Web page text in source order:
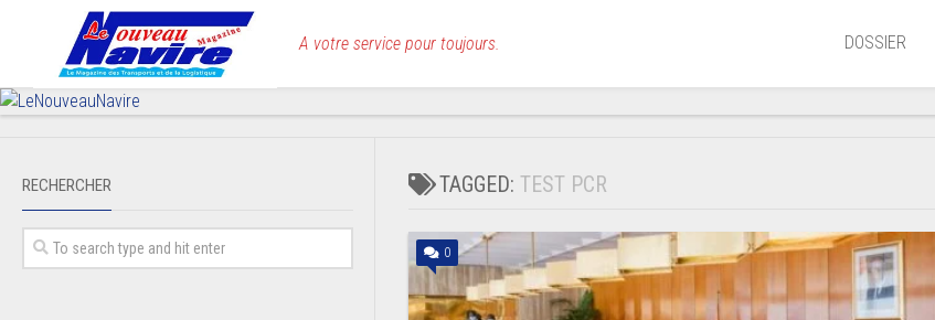
A votre service pour toujours. DOSSIER
TAGGED: TEST PCR
0
RECHERCHER